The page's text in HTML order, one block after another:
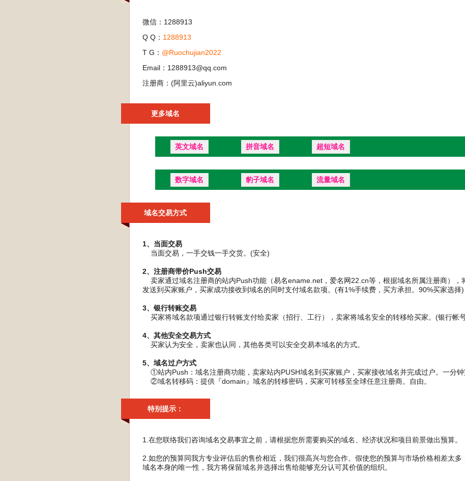
微信：1288913
Q Q： 1288913
T G： @Ruochujian2022
Email：1288913@qq.com
注册商：(阿里云)aliyun.com
更多域名
英文域名 拼音域名 超短域名
数字域名 豹子域名 流量域名
域名交易方式
1、当面交易
当面交易，一手交钱一手交货。(安全)
2、注册商带价Push交易
卖家通过域名注册商的站内Push功能（易名ename.net，爱名网22.cn等，根据域名所属注册商），
发送到买家账户，买家成功接收到域名的同时支付域名款项。(有1%手续费，买方承担。90%买家选择)
3、银行转账交易
买家将域名款项通过银行转账支付给卖家（招行、工行），卖家将域名安全的转移给买家。(银行帐
4、其他安全交易方式
买家认为安全，卖家也认同，其他各类可以安全交易本域名的方式。
5、域名过户方式
①站内Push：域名注册商功能，卖家站内PUSH域名到买家账户，买家接收域名并完成过户。一分钟
②域名转移码：提供『domain』域名的转移密码，买家可转移至全球任意注册商。自由。
特别提示：
1.在您联络我们咨询域名交易事宜之前，请根据您所需要购买的域名、经济状况和项目前景做出预算。
2.如您的预算同我方专业评估后的售价相近，我们很高兴与您合作。假使您的预算与市场价格相差太多
域名本身的唯一性，我方将保留域名并选择出售给能够充分认可其价值的组织。